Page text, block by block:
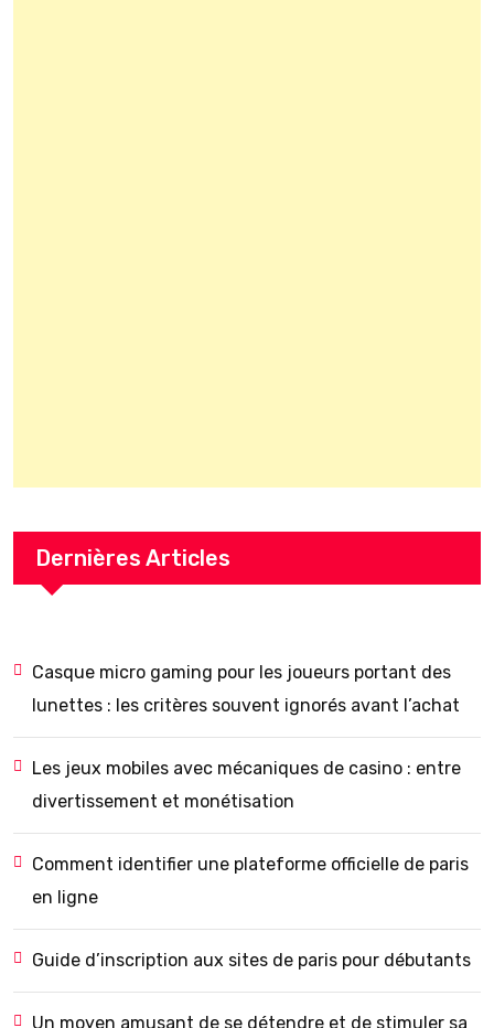
Dernières Articles
Casque micro gaming pour les joueurs portant des
lunettes : les critères souvent ignorés avant l’achat
Les jeux mobiles avec mécaniques de casino : entre
divertissement et monétisation
Comment identifier une plateforme officielle de paris
en ligne
Guide d’inscription aux sites de paris pour débutants
Un moyen amusant de se détendre et de stimuler sa